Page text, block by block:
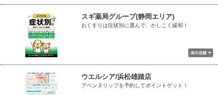
スギ薬局グループ(静岡エリア)
おくすりは症状別に選んで、かしこく緩和！
ウエルシア/浜松雄踏店
アベンヌリップを予約してポイントゲット！